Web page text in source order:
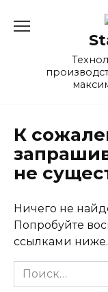
К
не
Ничего не
Попробуйте
ссылками ниже.
Search
for: